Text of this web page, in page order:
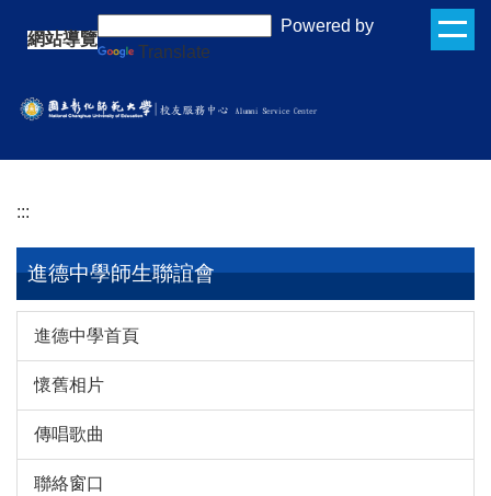
要
內
網站導覽
Powered by
Translate
:::
進德中學師生聯誼會
進德中學首頁
懷舊相片
傳唱歌曲
聯絡窗口